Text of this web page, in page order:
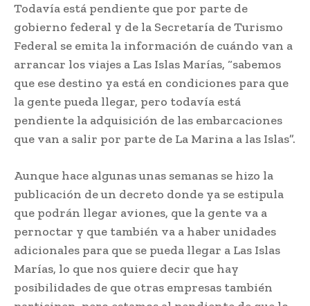
Todavía está pendiente que por parte de
gobierno federal y de la Secretaría de Turismo
Federal se emita la información de cuándo van a
arrancar los viajes a Las Islas Marías, “sabemos
que ese destino ya está en condiciones para que
la gente pueda llegar, pero todavía está
pendiente la adquisición de las embarcaciones
que van a salir por parte de La Marina a las Islas”.
Aunque hace algunas unas semanas se hizo la
publicación de un decreto donde ya se estipula
que podrán llegar aviones, que la gente va a
pernoctar y que también va a haber unidades
adicionales para que se pueda llegar a Las Islas
Marías, lo que nos quiere decir que hay
posibilidades de que otras empresas también